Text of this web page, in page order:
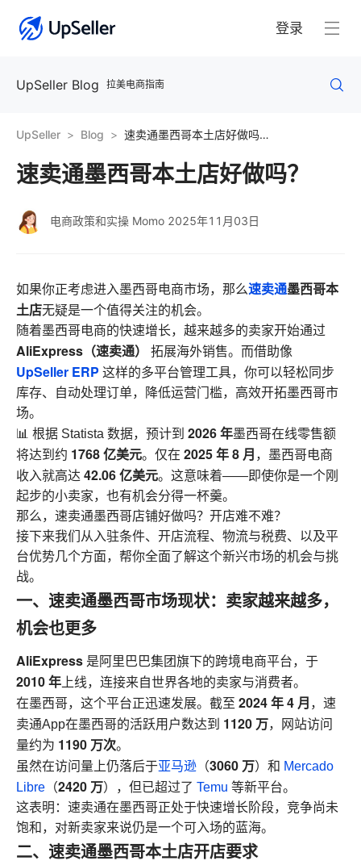
登录
UpSeller Blog 拉美电商指南
UpSeller Blog 速卖通墨西哥本土店好做吗？
速卖通墨西哥本土店好做吗？
电商政策和实操 Momo 2025年11月03日
如果你正考虑进入墨西哥电商市场，那么速卖通墨西哥本
土店无疑是一个值得关注的机会。
随着墨西哥电商的快速增长，越来越多的卖家开始通过
AliExpress（速卖通） 拓展海外销售。而借助像
UpSeller ERP 这样的多平台管理工具，你可以轻松同步
库存、自动处理订单，降低运营门槛，高效开拓墨西哥市
场。
📊 根据 Statista 数据，预计到 2026 年墨西哥在线零售额
将达到约 1768 亿美元。仅在 2025 年 8 月 ，墨西哥电商
收入就高达 42.06 亿美元。这意味着——即使你是一个刚
起步的小卖家，也有机会分得一杯羹。
那么，速卖通墨西哥店铺好做吗？开店难不难？
接下来我们从入驻条件、开店流程、物流与税费、以及平
台优势几个方面，帮你全面了解这个新兴市场的机会与挑
战。
一、速卖通墨西哥市场现状：卖家越来越多，
机会也更多
AliExpress 是阿里巴巴集团旗下的跨境电商平台，于
2010 年 上线，连接来自世界各地的卖家与消费者。
在墨西哥，这个平台正迅速发展。截至 2024 年 4 月 ，速
卖通App在墨西哥的活跃用户数达到 1120 万，网站访问
量约为 1190 万次。
虽然在访问量上仍落后于亚马逊 （3060 万）和 Mercado
Libre （2420 万），但已超过了 Temu 等新平台。
这表明：速卖通在墨西哥正处于快速增长阶段，竞争尚未
饱和，对新卖家来说仍是一个可入场的蓝海。
二、速卖通墨西哥本土店开店要求